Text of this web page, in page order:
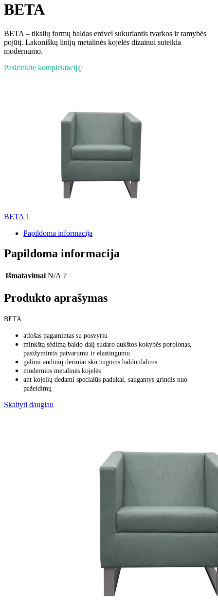
BETA
BETA – tikslių formų baldas erdvei sukuriantis tvarkos ir ramybės
pojūtį. Lakoniškų linijų metalinės kojelės dizainui suteikia
modernumo.
Pasirinkite komplektaciją:
BETA 1
Papildoma informacija
Papildoma informacija
Išmatavimai N/A ?
Produkto aprašymas
BETA
atlošas pagamintas su posvyriu
minkštą sėdimą baldo dalį sudaro aukštos kokybės porolonas,
pasižymintis patvarumu ir elastingumu
galimi audinių deriniai skirtingoms baldo dalims
modernios metalinės kojelės
ant kojelių dedami specialūs padukai, saugantys grindis nuo
pažeidimų
Skaityti daugiau